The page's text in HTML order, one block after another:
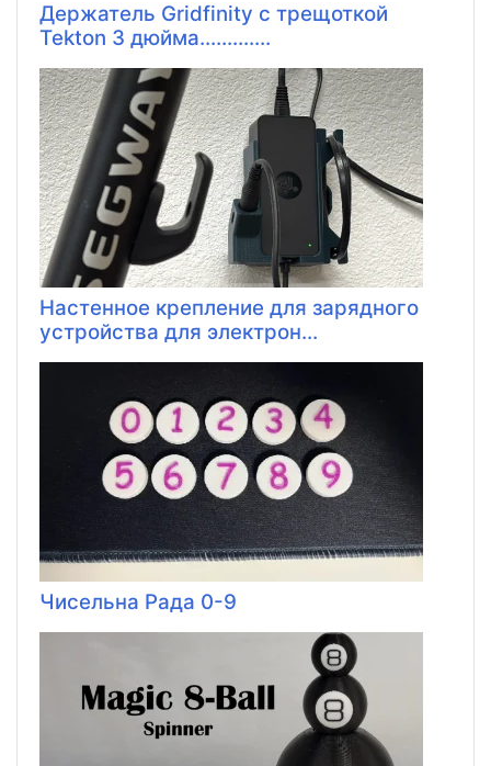
Держатель Gridfinity с трещоткой
Tekton 3 дюйма.............
Настенное крепление для зарядного
устройства для электрон...
Чисельна Рада 0-9